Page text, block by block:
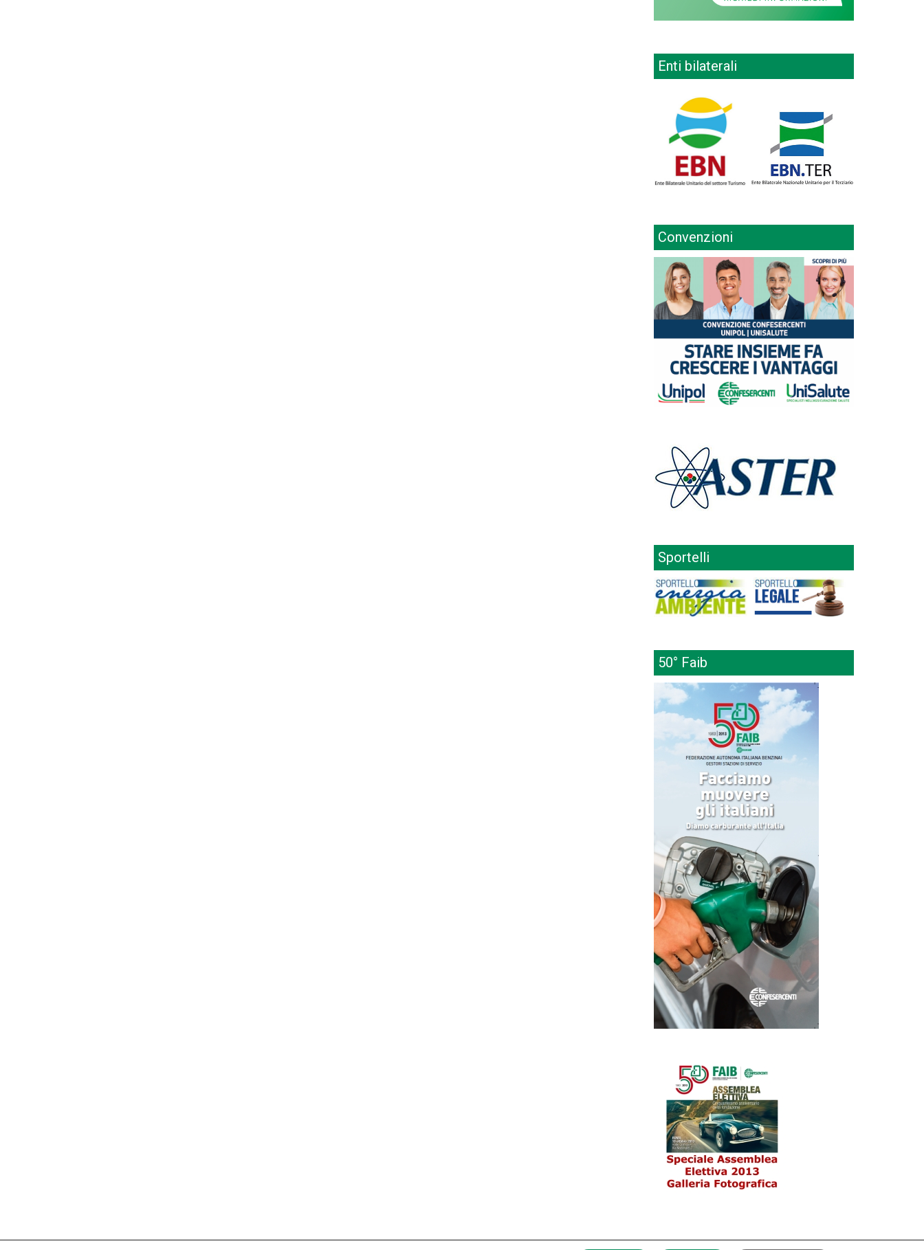
Enti bilaterali
Convenzioni
Sportelli
50° Faib